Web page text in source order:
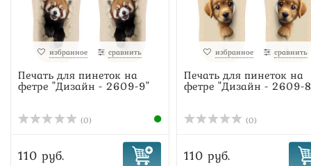
избранное сравнить
Печать для пинеток на
фетре "Дизайн - 2609-9"
(0)
110 руб.
избранное сравнить
Печать для пинеток на
фетре "Дизайн - 2609-
(0)
110 руб.